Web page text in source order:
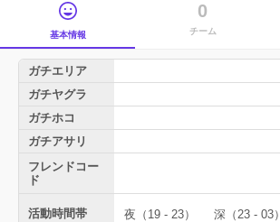
基本情報
0
チーム
ガチエリア
ガチヤグラ
ガチホコ
ガチアサリ
フレンドコー
ド
活動時間帯 夜（19 - 23） 深（23 - 03）